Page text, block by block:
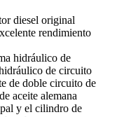
diesel original
rendimiento
hidráulico de
de circuito
de doble circuito de
aceite alemana
y el cilindro de